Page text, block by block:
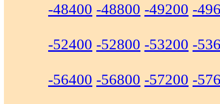
-48400 -48800 -49200 -
-52400 -52800 -53200 -
-56400 -56800 -57200 -